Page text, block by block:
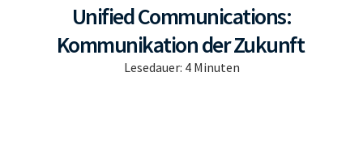
Unified Communications:
Kommunikation der Zukunft
Lesedauer: 4Minuten